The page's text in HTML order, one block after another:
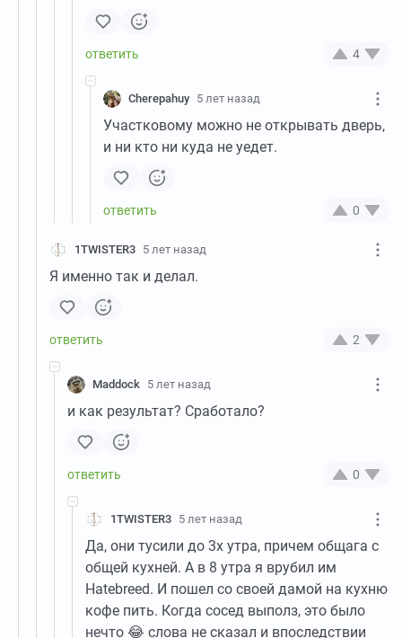
4
Cherepahuy 5 лет назад
Участковому можно не открывать дверь,
и ни кто ни куда не уедет.
0
1TWISTER3 5 лет назад
Я именно так и делал.
2
Maddock 5 лет назад
и как результат? Сработало?
0
1TWISTER3 5 лет назад
Да, они тусили до 3х утра, причем общага с
общей кухней. А в 8 утра я врубил им
Hatebreed. И пошел со своей дамой на кухню
кофе пить. Когда сосед выполз, это было
нечто 😂 слова не сказал и впоследствии